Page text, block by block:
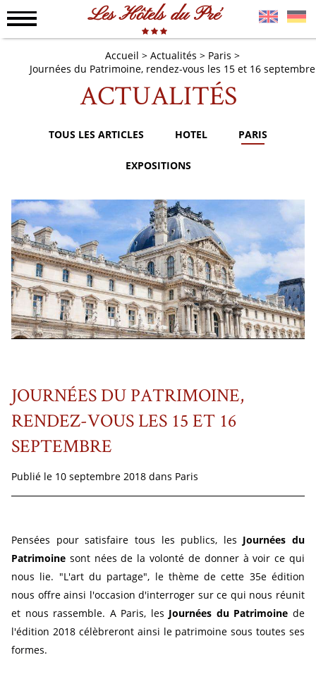
Les Hôtels du Pré
Accueil Actualités
Paris
Journées du Patrimoine, rendez-vous les 15 et 16 septembre
ACTUALITÉS
TOUS LES ARTICLES HOTEL PARIS
EXPOSITIONS
JOURNÉES DU PATRIMOINE,
RENDEZ-VOUS LES 15 ET 16
SEPTEMBRE
Publié le 10 septembre 2018 dans Paris
Pensées pour satisfaire tous les publics, les Journées du
Patrimoine sont nées de la volonté de donner à voir ce qui
nous lie. "L'art du partage", le thème de cette 35e édition
nous offre ainsi l'occasion d'interroger sur ce qui nous réunit
et nous rassemble. A Paris, les Journées du Patrimoine de
l'édition 2018 célèbreront ainsi le patrimoine sous toutes ses
formes.